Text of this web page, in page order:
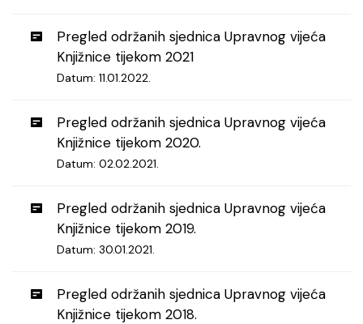
Pregled održanih sjednica Upravnog vijeća
Knjižnice tijekom 2021
Datum: 11.01.2022.
Pregled održanih sjednica Upravnog vijeća
Knjižnice tijekom 2020.
Datum: 02.02.2021.
Pregled održanih sjednica Upravnog vijeća
Knjižnice tijekom 2019.
Datum: 30.01.2021.
Pregled održanih sjednica Upravnog vijeća
Knjižnice tijekom 2018.